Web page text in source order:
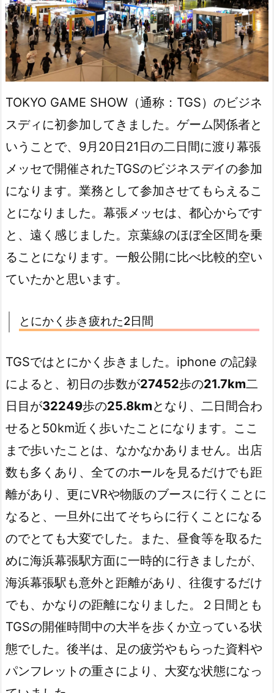
TOKYO GAME SHOW（通称：TGS）のビジネ
スディに初参加してきました。ゲーム関係者と
いうことで、9月20日21日の二日間に渡り幕張
メッセで開催されたTGSのビジネスデイの参加
になります。業務として参加させてもらえるこ
とになりました。幕張メッセは、都心からです
と、遠く感じました。京葉線のほぼ全区間を乗
ることになります。一般公開に比べ比較的空い
ていたかと思います。
とにかく歩き疲れた2日間
TGSではとにかく歩きました。iphone の記録
によると、初日の歩数が27452歩の21.7km二
日目が32249歩の25.8kmとなり、二日間合わ
せると50km近く歩いたことになります。ここ
まで歩いたことは、なかなかありません。出店
数も多くあり、全てのホールを見るだけでも距
離があり、更にVRや物販のブースに行くことに
なると、一旦外に出てそちらに行くことになる
のでとても大変でした。また、昼食等を取るた
めに海浜幕張駅方面に一時的に行きましたが、
海浜幕張駅も意外と距離があり、往復するだけ
でも、かなりの距離になりました。２日間とも
TGSの開催時間中の大半を歩くか立っている状
態でした。後半は、足の疲労やもらった資料や
パンフレットの重さにより、大変な状態になっ